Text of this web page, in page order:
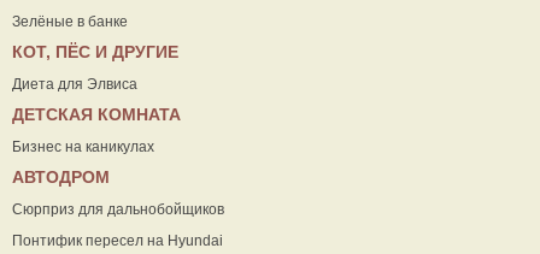
Зелёные в банке
КОТ, ПЁС И ДРУГИЕ
Диета для Элвиса
ДЕТСКАЯ КОМНАТА
Бизнес на каникулах
АВТОДРОМ
Сюрприз для дальнобойщиков
Понтифик пересел на Hyundai